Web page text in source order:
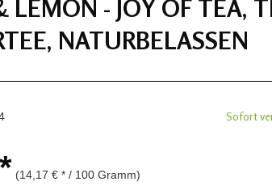
LEMON - JOY OF TEA,
NATURBELASSEN
Sofort
(14,17 € * / 100 Gramm)